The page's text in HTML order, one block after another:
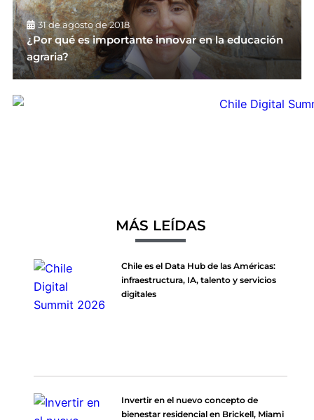
31 de agosto de 2018
¿Por qué es importante innovar en la educación
agraria?
MÁS LEÍDAS
Chile es el Data Hub de las Américas:
infraestructura, IA, talento y servicios
digitales
Invertir en el nuevo concepto de
bienestar residencial en Brickell, Miami